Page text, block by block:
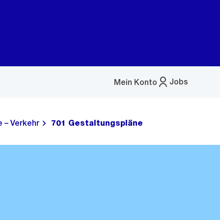
Jobs
Mein Konto
Menü
– Verkehr 701 Gestaltungspläne